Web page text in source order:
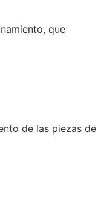
que
de las piezas de